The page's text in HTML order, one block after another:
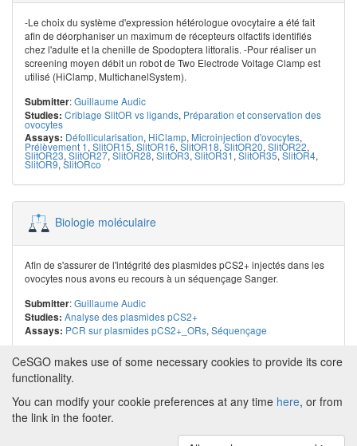
-Le choix du système d'expression hétérologue ovocytaire a été fait
afin de déorphaniser un maximum de récepteurs olfactifs identifiés
chez l'adulte et la chenille de Spodoptera littoralis. -Pour réaliser un
screening moyen débit un robot de Two Electrode Voltage Clamp est
utilisé (HiClamp, MultichanelSystem).
Submitter:Guillaume Audic
Studies: Criblage SlitOR vs ligands, Préparation et conservation des
ovocytes
Assays: Défollicularisation, HiClamp, Microinjection d'ovocytes,
Prélèvement 1 , SlitOR15, SlitOR16, SlitOR18,SlitOR20, SlitOR22,
SlitOR23,SlitOR27,SlitOR28,SlitOR3,SlitOR31,SlitOR35,SlitOR4,
SlitOR9,SlitORco
Biologie moléculaire
Afin de s'assurer de l'intégrité des plasmides pCS2+ injectés dans les
ovocytes nous avons eu recours à un séquençage Sanger.
Submitter:Guillaume Audic
Studies: Analyse des plasmides pCS2+
Assays: PCR sur plasmides pCS2+_ORs, Séquençage
Powered by
About CeSGO|Funding and Programmes
Credits
CeSGO makes use of some necessary cookies to provide its core
functionality.
You can modify your cookie preferences at any time here, or from
the link in the footer.